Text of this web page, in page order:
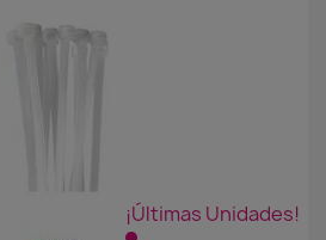
¡Últimas Unidades!